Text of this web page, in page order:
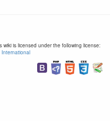
is licensed under the following license:
International